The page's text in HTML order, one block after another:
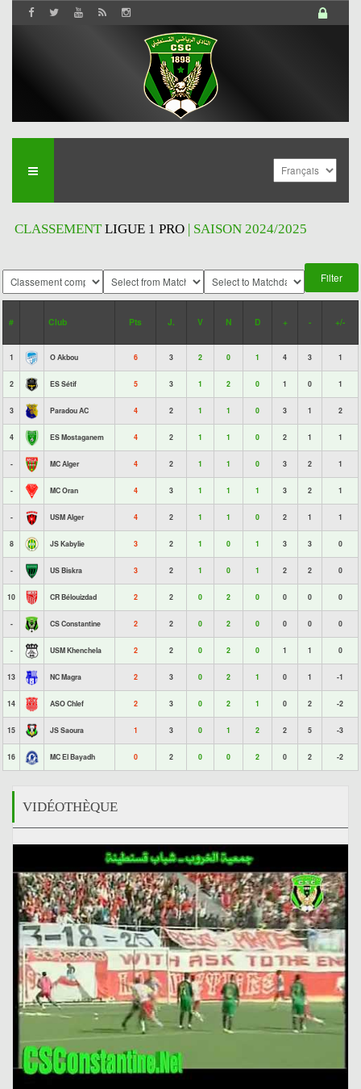
CLASSEMENTLIGUE 1 PRO | SAISON 2024/2025
# Club Pts J. V N D + - +/-
1 O Akbou 6 3 2 0 1 4 3 1
2 ES Sétif 5 3 1 2 0 1 0 1
3 Paradou AC 4 2 1 1 0 3 1 2
4 ES Mostaganem 4 2 1 1 0 2 1 1
- MC Alger 4 2 1 1 0 3 2 1
- MC Oran 4 3 1 1 1 3 2 1
- USM Alger 4 2 1 1 0 2 1 1
8 JS Kabylie 3 2 1 0 1 3 3 0
- US Biskra 3 2 1 0 1 2 2 0
10 CR Bélouizdad 2 2 0 2 0 0 0 0
- CS Constantine 2 2 0 2 0 0 0 0
- USM Khenchela 2 2 0 2 0 1 1 0
13 NC Magra 2 3 0 2 1 0 1 -1
14 ASO Chlef 2 3 0 2 1 0 2 -2
15 JS Saoura 1 3 0 1 2 2 5 -3
16 MC El Bayadh 0 2 0 0 2 0 2 -2
VIDÉOTHÈQUE